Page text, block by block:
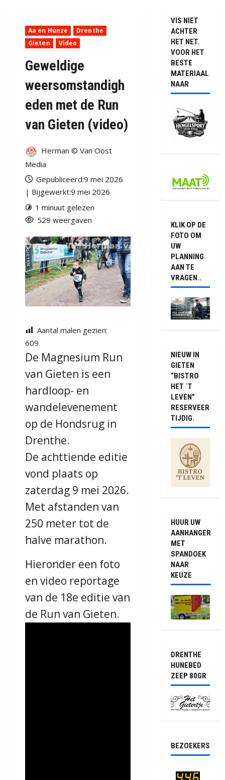
Aa en Hunze
Drenthe
Gieten
Video
Geweldige
weersomstandigh
eden met de Run
van Gieten (video)
Herman © Van Oost
Media
Gepubliceerd:9 mei 2026
| Bijgewerkt:9 mei 2026
1 minuut gelezen
529 weergaven
Aantal malen gezien:
609
De Magnesium Run
van Gieten is een
hardloop- en
wandelevenement
op de Hondsrug in
Drenthe.
De achttiende editie
vond plaats op
zaterdag 9 mei 2026.
Met afstanden van
250 meter tot de
halve marathon.
Hieronder een foto
en video reportage
van de 18e editie van
de Run van Gieten.
VIS NIET
ACHTER
HET NET.
VOOR HET
BESTE
MATERIAAL
NAAR
KLIK OP DE
FOTO OM
UW
PLANNING
AAN TE
VRAGEN..
NIEUW IN
GIETEN
“BISTRO
HET `T
LEVEN”
RESERVEER
TIJDIG.
HUUR UW
AANHANGER
MET
SPANDOEK
NAAR
KEUZE
DRENTHE
HUNEBED
ZEEP 80GR
BEZOEKERS